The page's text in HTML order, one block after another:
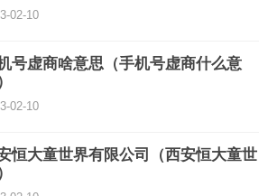
02-10
号虚商啥意思（手机号虚商什么意
02-10
恒大童世界有限公司（西安恒大童世